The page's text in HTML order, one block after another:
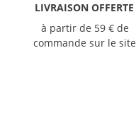
LIVRAISON OFFERTE
à partir de 59 € de
commande sur le site